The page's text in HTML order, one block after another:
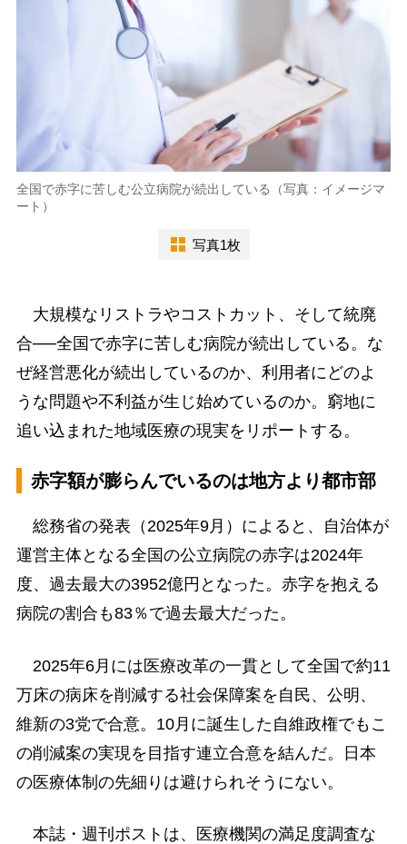
全国で赤字に苦しむ公立病院が続出している（写真：イメージマ
ート）
写真1枚
大規模なリストラやコストカット、そして統廃
合──全国で赤字に苦しむ病院が続出している。な
ぜ経営悪化が続出しているのか、利用者にどのよ
うな問題や不利益が生じ始めているのか。窮地に
追い込まれた地域医療の現実をリポートする。
赤字額が膨らんでいるのは地方より都市部
総務省の発表（2025年9月）によると、自治体が
運営主体となる全国の公立病院の赤字は2024年
度、過去最大の3952億円となった。赤字を抱える
病院の割合も83％で過去最大だった。
2025年6月には医療改革の一貫として全国で約11
万床の病床を削減する社会保障案を自民、公明、
維新の3党で合意。10月に誕生した自維政権でもこ
の削減案の実現を目指す連立合意を結んだ。日本
の医療体制の先細りは避けられそうにない。
本誌・週刊ポストは、医療機関の満足度調査な